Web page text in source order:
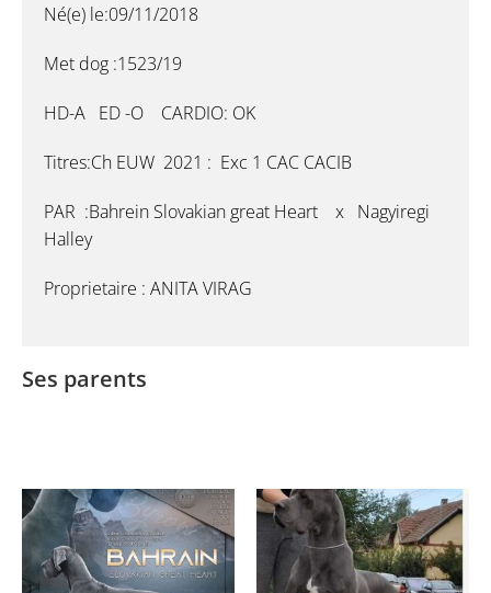
Né(e) le:09/11/2018
Met dog :1523/19
HD-A ED -O CARDIO: OK
Titres:Ch EUW 2021 : Exc 1 CAC CACIB
PAR :Bahrein Slovakian great Heart x Nagyiregi
Halley
Proprietaire : ANITA VIRAG
Ses parents